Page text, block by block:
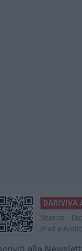
BARIVIVA
Scarica
iPad e